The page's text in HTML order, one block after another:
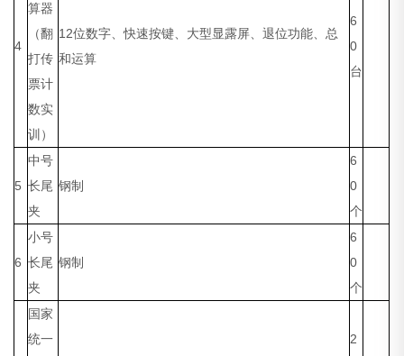
4
算器
（翻
打传
票计
数实
训）
12位数字、快速按键、大型显露屏、退位功能、总
和运算
6
0
台
5
中号
长尾
夹
钢制
6
0
个
6
小号
长尾
夹
钢制
6
0
个
国家
统一
2